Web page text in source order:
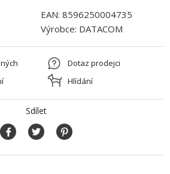
EAN: 8596250004735
Výrobce: DATACOM
Dotaz prodejci
Hlídání
Sdílet